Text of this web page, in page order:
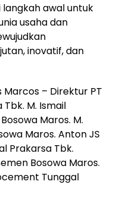
langkah awal untuk
usaha dan
inovatif, dan
– Direktur PT
M. Ismail
Maros. M.
Maros. Anton JS
Prakarsa Tbk.
Bosowa Maros.
Tunggal